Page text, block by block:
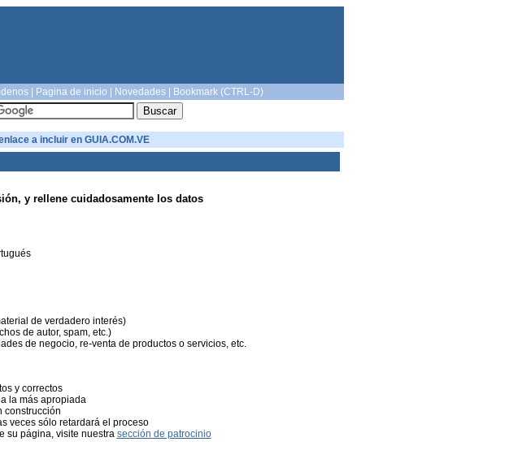
| Pagina de inicio Novedades| Bookmark (CTRL-D)
a incluir en GUIA.COM.VE
y rellene cuidadosamente los datos
de verdadero interés)
de autor, spam, etc.)
de negocio, re-venta de productos o servicios, etc.
y correctos
la más apropiada
construcción
veces sólo retardará el proceso
su página, visite nuestra sección de patrocinio